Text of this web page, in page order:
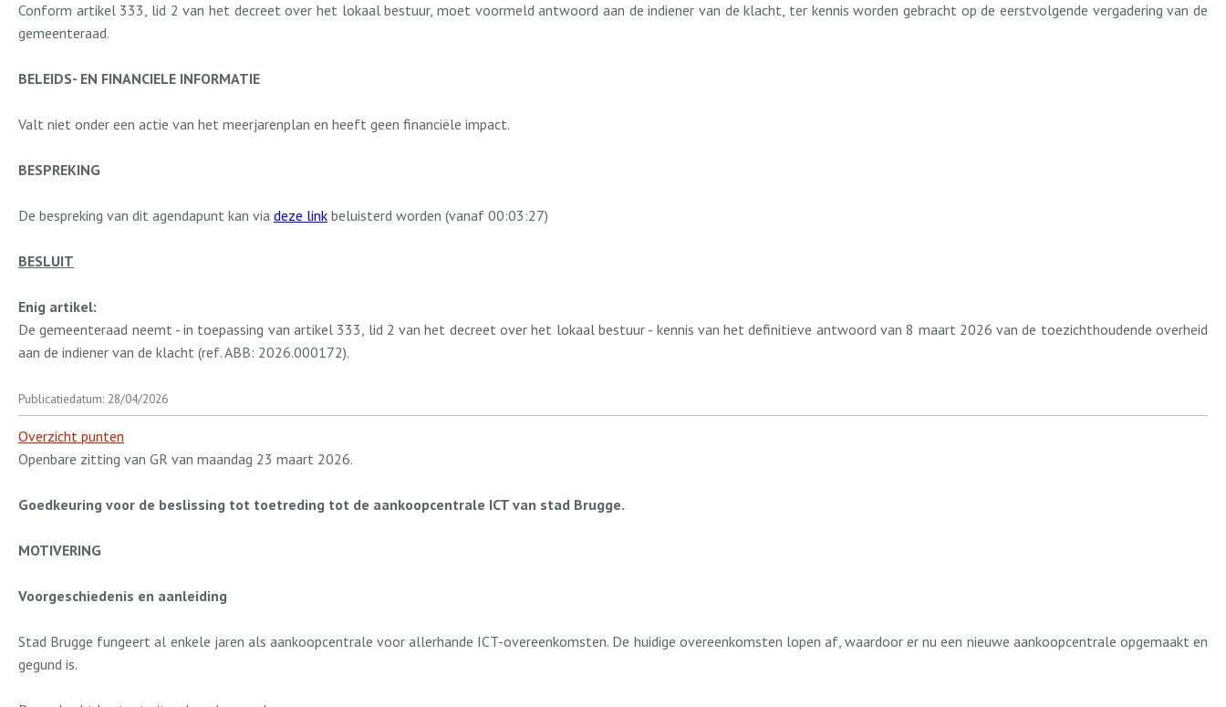
Conform artikel 333, lid 2 van het decreet over het lokaal bestuur, moet voormeld antwoord aan de indiener van de klacht, ter kennis worden gebracht op de eerstvolgende vergadering van de
gemeenteraad.
BELEIDS- EN FINANCIELE INFORMATIE
Valt niet onder een actie van het meerjarenplan en heeft geen financiële impact.
BESPREKING
De bespreking van dit agendapunt kan via deze link beluisterd worden (vanaf 00:03:27)
BESLUIT
Enig artikel:
De gemeenteraad neemt - in toepassing van artikel 333, lid 2 van het decreet over het lokaal bestuur - kennis van het definitieve antwoord van 8 maart 2026 van de toezichthoudende overheid
aan de indiener van de klacht (ref. ABB: 2026.000172).
Publicatiedatum: 28/04/2026
Overzicht punten
Openbare zitting van GR van maandag 23 maart 2026.
Goedkeuring voor de beslissing tot toetreding tot de aankoopcentrale ICT van stad Brugge.
MOTIVERING
Voorgeschiedenis en aanleiding
Stad Brugge fungeert al enkele jaren als aankoopcentrale voor allerhande ICT-overeenkomsten. De huidige overeenkomsten lopen af, waardoor er nu een nieuwe aankoopcentrale opgemaakt en
gegund is.